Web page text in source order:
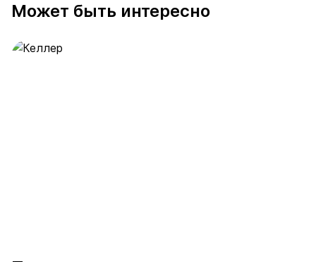
Может быть интересно